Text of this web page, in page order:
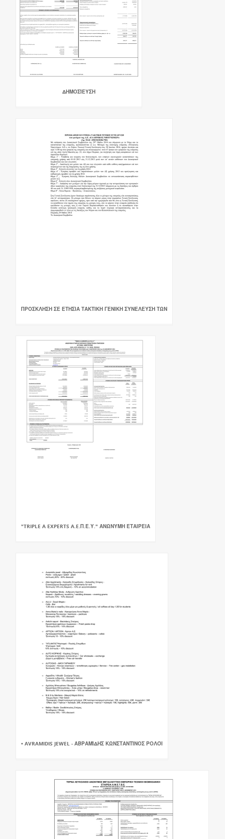
ΔΗΜΟΣΊΕΥΣΗ
ΠΡΟΣΚΛΗΣΗ ΣΕ ΕΤΗΣΙΑ ΤΑΚΤΙΚΗ ΓΕΝΙΚΗ ΣΥΝΕΛΕΥΣΗ ΤΩΝ
"TRIPLE A EXPERTS A.E.Π.Ε.Υ." ΑΝΩΝΥΜΗ ΕΤΑΙΡΕΙΑ
• AVRAMIDIS JEWEL - ΑΒΡΑΜΊΔΗΣ ΚΩΝΣΤΑΝΤΊΝΟΣ ΡΟΛΌΙ